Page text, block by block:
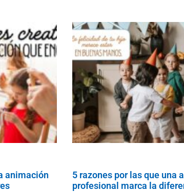
animación
5 razones por las que una
profesional marca la